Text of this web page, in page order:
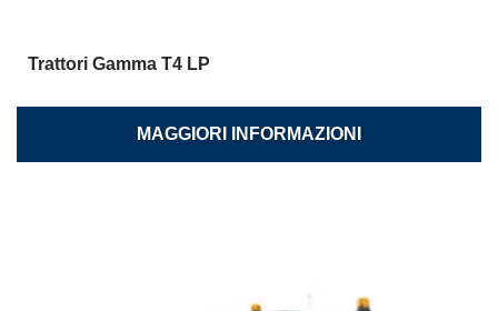
Trattori Gamma T4 LP
MAGGIORI INFORMAZIONI